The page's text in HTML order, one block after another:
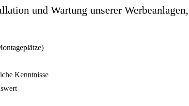
und Wartung unserer
Kenntnisse